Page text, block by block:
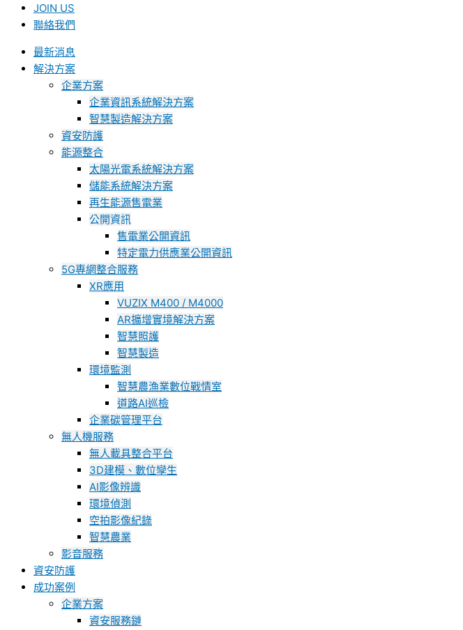
JOIN US
聯絡我們
最新消息
解決方案
企業方案
企業資訊系統解決方案
智慧製造解決方案
資安防護
能源整合
太陽光電系統解決方案
儲能系統解決方案
再生能源售電業
公開資訊
售電業公開資訊
特定電力供應業公開資訊
5G專網整合服務
XR應用
VUZIX M400 / M4000
AR擴增實境解決方案
智慧照護
智慧製造
環境監測
智慧農漁業數位戰情室
道路AI巡檢
企業碳管理平台
無人機服務
無人載具整合平台
3D建模、數位孿生
AI影像辨識
環境偵測
空拍影像紀錄
智慧農業
影音服務
資安防護
成功案例
企業方案
資安服務鏈